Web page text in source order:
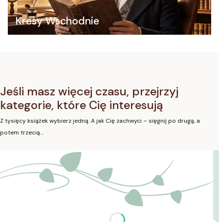
Kresy Wschodnie
Jeśli masz więcej czasu, przejrzyj
kategorie, które Cię interesują
Z tysięcy książek wybierz jedną. A jak Cię zachwyci – sięgnij po drugą, a
potem trzecią…